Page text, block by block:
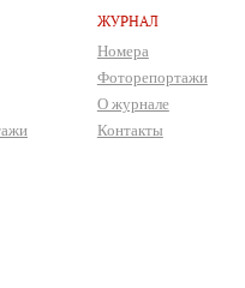
ЖУРНАЛ
Номера
Фоторепортажи
О журнале
Контакты